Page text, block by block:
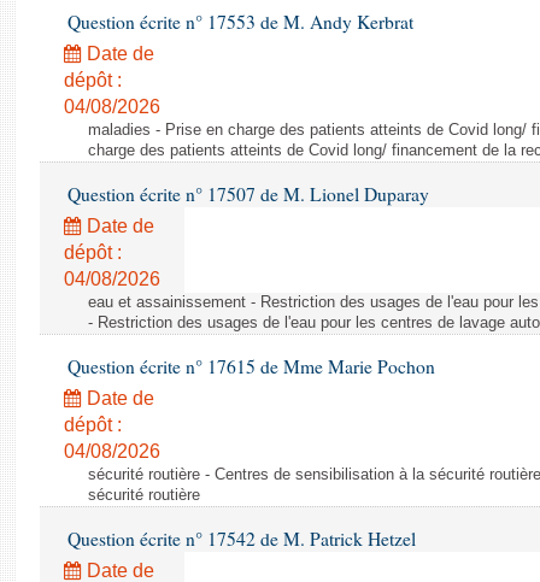
Question écrite n° 17553 de M. Andy Kerbrat
Date de
dépôt :
04/08/2026
maladies - Prise en charge des patients atteints de Covid long/
charge des patients atteints de Covid long/ financement de la
Question écrite n° 17507 de M. Lionel Duparay
Date de
dépôt :
04/08/2026
eau et assainissement - Restriction des usages de l'eau pour
- Restriction des usages de l'eau pour les centres de lavage
Question écrite n° 17615 de Mme Marie Pochon
Date de
dépôt :
04/08/2026
sécurité routière - Centres de sensibilisation à la sécurité
sécurité routière
Question écrite n° 17542 de M. Patrick Hetzel
Date de